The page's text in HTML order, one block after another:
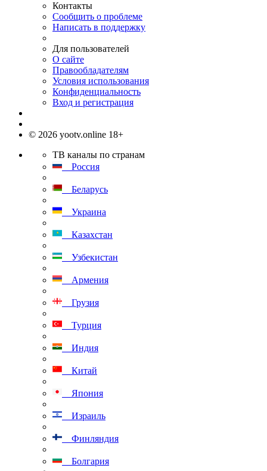
Контакты
Сообщить о проблеме
Написать в поддержку
Для пользователей
О сайте
Правообладателям
Условия использования
Конфиденциальность
Вход и регистрация
© 2026 yootv.online 18+
ТВ каналы по странам
Россия
Беларусь
Украина
Казахстан
Узбекистан
Армения
Грузия
Турция
Индия
Китай
Япония
Израиль
Финляндия
Болгария